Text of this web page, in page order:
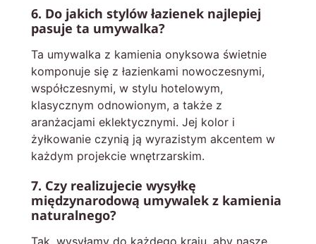
6. Do jakich stylów łazienek najlepiej
pasuje ta umywalka?
Ta umywalka z kamienia onyksowa świetnie
komponuje się z łazienkami nowoczesnymi,
współczesnymi, w stylu hotelowym,
klasycznym odnowionym, a także z
aranżacjami eklektycznymi. Jej kolor i
żyłkowanie czynią ją wyrazistym akcentem w
każdym projekcie wnętrzarskim.
7. Czy realizujecie wysyłkę
międzynarodową umywalek z kamienia
naturalnego?